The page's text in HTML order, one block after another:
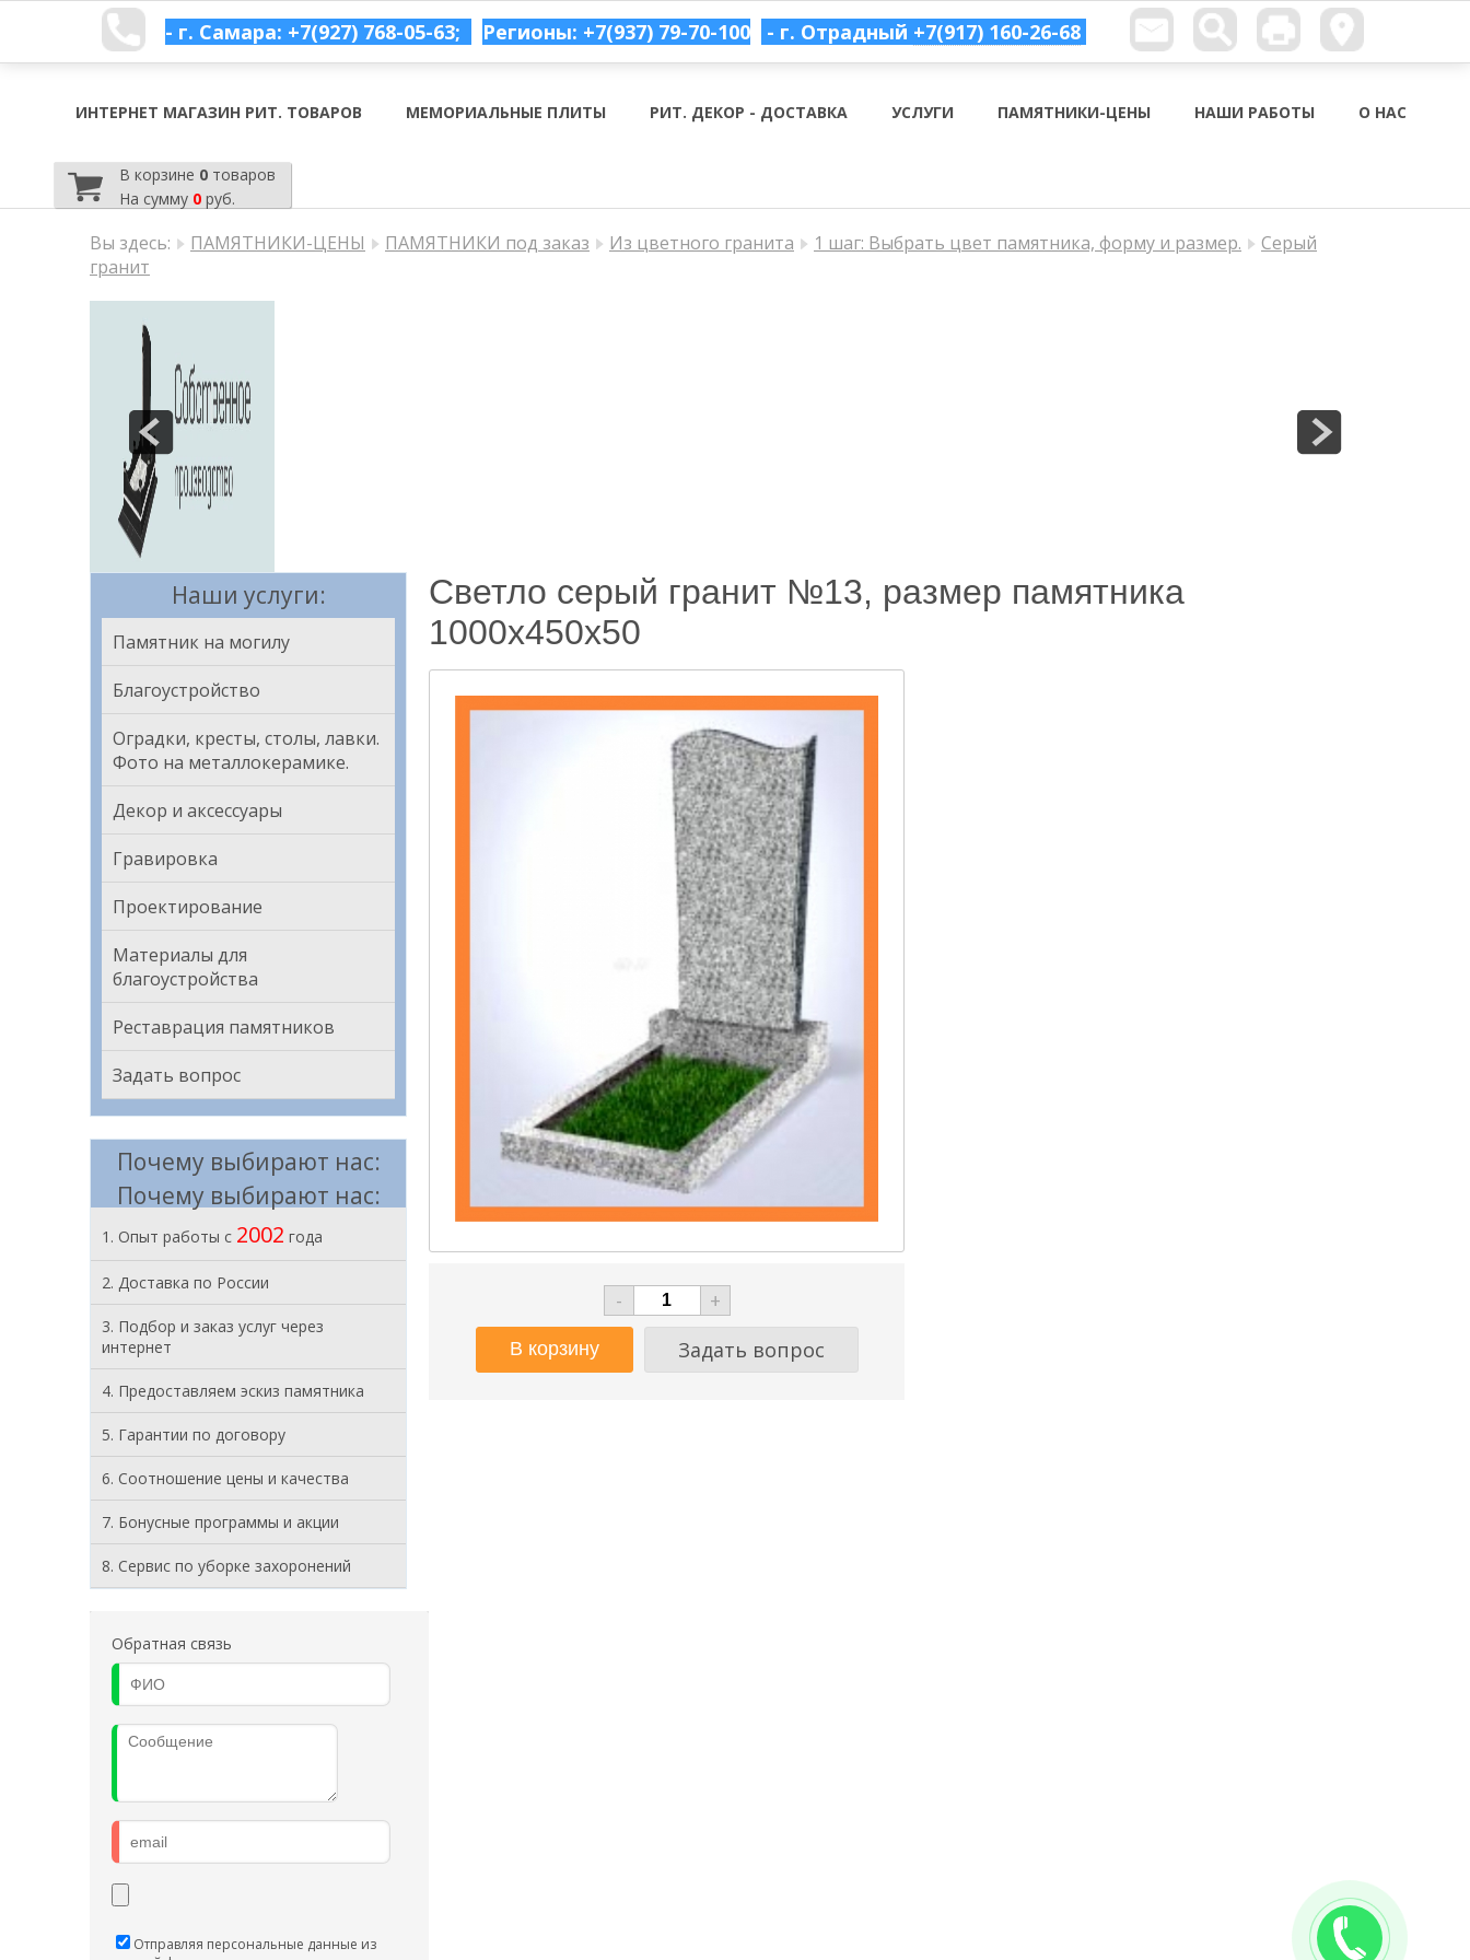
- г. Самара: +7(927) 768-05-63; Регионы: +7(937) 79-70-100 - г. Отрадный +7(917) 160-26-68
ИНТЕРНЕТ МАГАЗИН РИТ. ТОВАРОВ МЕМОРИАЛЬНЫЕ ПЛИТЫ РИТ. ДЕКОР - ДОСТАВКА УСЛУГИ ПАМЯТНИКИ-ЦЕНЫ НАШИ РАБОТЫ О НАС
В корзине 0товаров
На сумму 0руб.
Вы здесь: ПАМЯТНИКИ-ЦЕНЫ ПАМЯТНИКИ под заказ Из цветного гранита 1 шаг: Выбрать цвет памятника, форму и размер.
Серый
гранит
Наши услуги:
Памятник на могилу
Благоустройство
Оградки, кресты, столы, лавки.
Фото на металлокерамике.
Декор и аксессуары
Гравировка
Проектирование
Материалы для
благоустройства
Реставрация памятников
Задать вопрос
Почему выбирают нас:
Почему выбирают нас:
1. Опыт работы с 2002 года
2. Доставка по России
3. Подбор и заказ услуг через
интернет
4. Предоставляем эскиз памятника
5. Гарантии по договору
6. Соотношение цены и качества
7. Бонусные программы и акции
8. Cервис по уборке захоронений
Обратная связь
Отправляя персональные данные из
Светло серый гранит №13, размер памятника
1000х450х50
-
+
Задать вопрос